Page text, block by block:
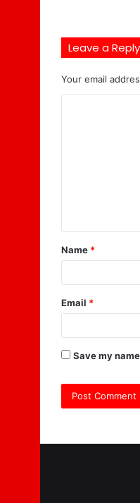
Leave a Reply
Your email
t
*
Name *
Email *
Save my